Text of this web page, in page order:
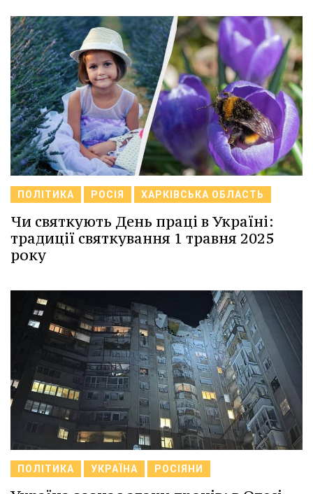
ПОЛІТИКА РОСІЯ ХАРКІВСЬКА ОБЛАСТЬ
Чи святкують День праці в Україні:
традиції святкування 1 травня 2025
року
ПОЛІТИКА УКРАЇНА РОСІЯНИ